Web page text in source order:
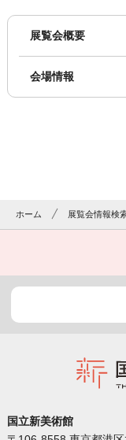
展覧会概要
会場情報
ホーム 展覧会情報検
国立新美術館